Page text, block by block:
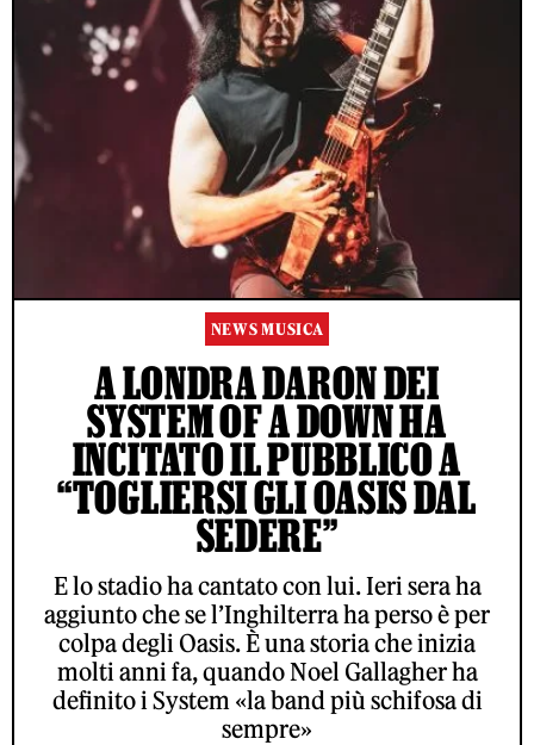
NEWS MUSICA
A LONDRA DARON DEI
SYSTEM OF A DOWN HA
INCITATO IL PUBBLICO A
“TOGLIERSI GLI OASIS DAL
SEDERE”
E lo stadio ha cantato con lui. Ieri sera ha
aggiunto che se l’Inghilterra ha perso è per
colpa degli Oasis. È una storia che inizia
molti anni fa, quando Noel Gallagher ha
definito i System «la band più schifosa di
sempre»